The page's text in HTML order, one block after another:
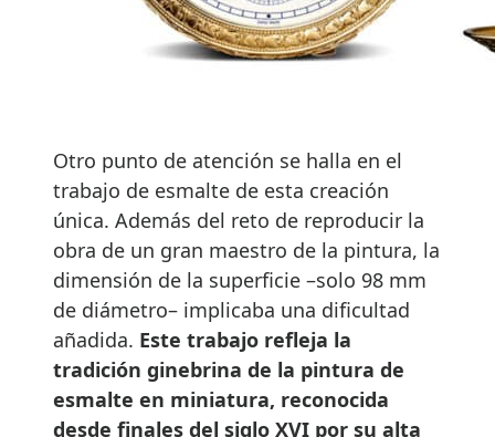
Otro punto de atención se halla en el
trabajo de esmalte de esta creación
única. Además del reto de reproducir la
obra de un gran maestro de la pintura, la
dimensión de la superficie –solo 98 mm
de diámetro– implicaba una dificultad
añadida. Este trabajo refleja la
tradición ginebrina de la pintura de
esmalte en miniatura, reconocida
desde finales del siglo XVI por su alta